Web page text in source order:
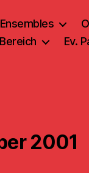
Ensembles
Ev.
2001